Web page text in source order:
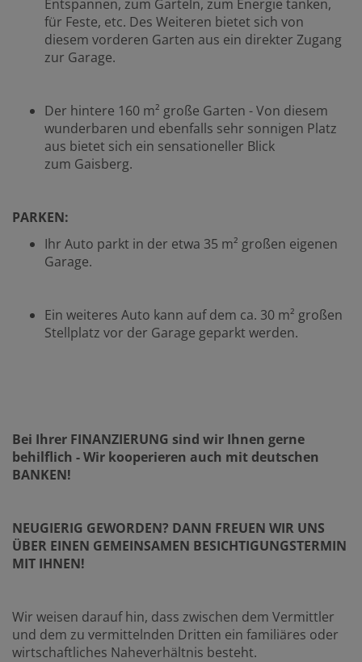
Entspannen, zum Garteln, zum Energie tanken,
für Feste, etc. Des Weiteren bietet sich von
diesem vorderen Garten aus ein direkter Zugang
zur Garage.
Der hintere 160 m² große Garten - Von diesem
wunderbaren und ebenfalls sehr sonnigen Platz
aus bietet sich ein sensationeller Blick
zum Gaisberg.
PARKEN:
Ihr Auto parkt in der etwa 35 m² großen eigenen
Garage.
Ein weiteres Auto kann auf dem ca. 30 m² großen
Stellplatz vor der Garage geparkt werden.
Bei Ihrer FINANZIERUNG sind wir Ihnen gerne
behilflich - Wir kooperieren auch mit deutschen
BANKEN!
NEUGIERIG GEWORDEN? DANN FREUEN WIR UNS
ÜBER EINEN GEMEINSAMEN BESICHTIGUNGSTERMIN
MIT IHNEN!
Wir weisen darauf hin, dass zwischen dem Vermittler
und dem zu vermittelnden Dritten ein familiäres oder
wirtschaftliches Naheverhältnis besteht.